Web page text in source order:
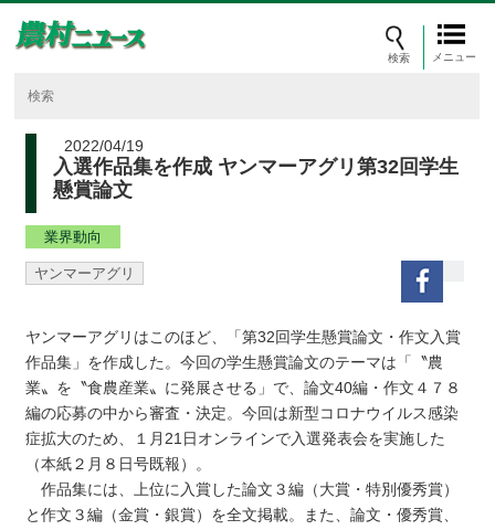
メニュー
2022/04/19
入選作品集を作成 ヤンマーアグリ第32回学生
懸賞論文
業界動向
ヤンマーアグリ
ヤンマーアグリはこのほど、「第32回学生懸賞論文・作文入賞
作品集」を作成した。今回の学生懸賞論文のテーマは「〝農
業〟を〝食農産業〟に発展させる」で、論文40編・作文４７８
編の応募の中から審査・決定。今回は新型コロナウイルス感染
症拡大のため、１月21日オンラインで入選発表会を実施した
（本紙２月８日号既報）。
作品集には、上位に入賞した論文３編（大賞・特別優秀賞）
と作文３編（金賞・銀賞）を全文掲載。また、論文・優秀賞、